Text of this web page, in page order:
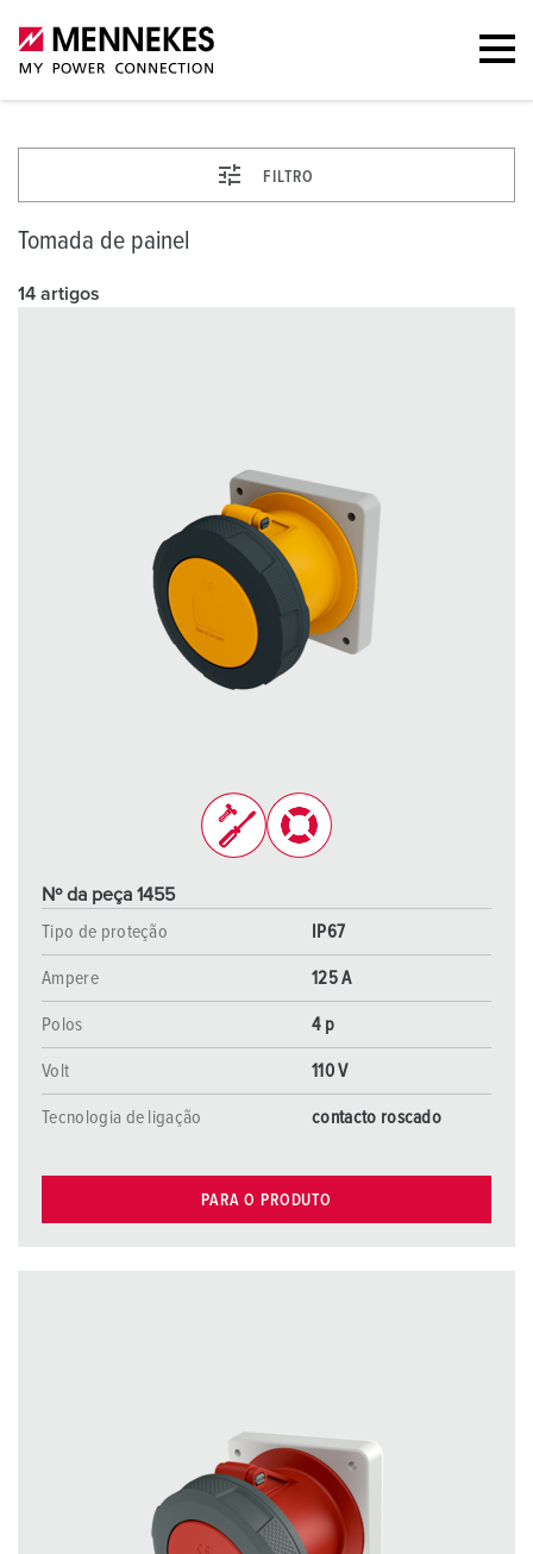
FILTRO
Tomada de painel
14 artigos
Nº da peça 1455
Tipo de proteção
IP67
Ampere 125 A
Polos 4 p
Volt 110 V
Tecnologia de ligação contacto roscado
PARA O PRODUTO